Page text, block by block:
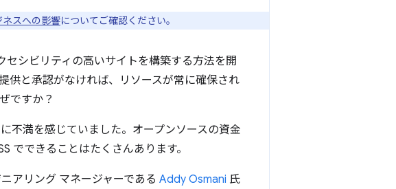
ネスへの影響についてご確認ください。
セシビリティの高いサイトを構築する方法を開
供と承認がなければ、リソースが常に確保され
ですか？
不満を感じていました。オープンソースの資金
でできることはたくさんあります。
アリング マネージャーである Addy Osmani 氏